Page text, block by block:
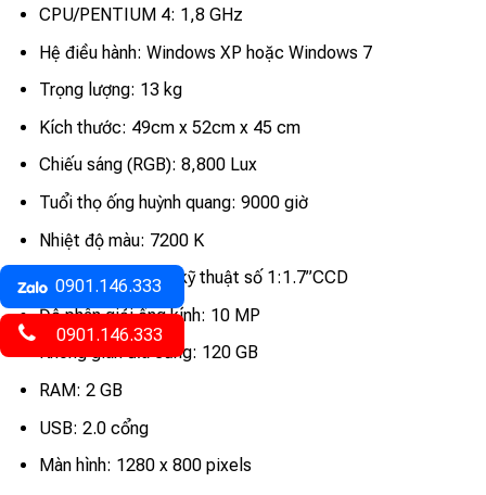
CPU/PENTIUM 4: 1,8 GHz
Hệ điều hành: Windows XP hoặc Windows 7
Trọng lượng: 13 kg
Kích thước: 49cm x 52cm x 45 cm
Chiếu sáng (RGB): 8,800 Lux
Tuổi thọ ống huỳnh quang: 9000 giờ
Nhiệt độ màu: 7200 K
Máy ảnh: Máy ảnh kỹ thuật số 1:1.7”CCD
Độ phân giải ống kính: 10 MP
Không gian đĩa cứng: 120 GB
RAM: 2 GB
USB: 2.0 cổng
Màn hình: 1280 x 800 pixels
0901.146.333
0901.146.333